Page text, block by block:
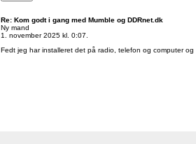
Re: Kom godt i gang med Mumble og DDRnet.dk
Ny mand
1. november 2025 kl. 0:07.
Fedt jeg har installeret det på radio, telefon og computer og